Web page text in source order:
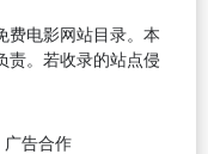
费电影网站目录。本
责。若收录的站点侵
广告合作